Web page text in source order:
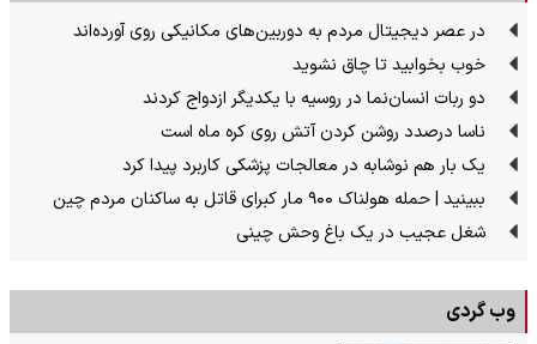
در عصر دیجیتال مردم به دوربین‌های مکانیکی روی آورده‌اند
خوب بخوابید تا چاق نشوید
دو ربات انسان‌نما در روسیه با یکدیگر ازدواج کردند
ناسا درصدد روشن کردن آتش روی کره ماه است
یک بار هم نوشابه در معالجات پزشکی کاربرد پیدا کرد
ببینید | حمله هولناک ۹۰۰ مار کبرای قاتل به ساکنان مردم چین
شغل عجیب در یک باغ وحش چینی
وب گردی